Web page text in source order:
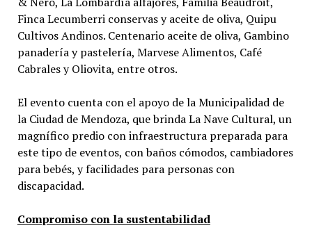
Finca Lecumberri conservas y aceite de oliva, Quipu
Cultivos Andinos. Centenario aceite de oliva, Gambino
panadería y pastelería, Marvese Alimentos, Café
Cabrales y Oliovita, entre otros.
El evento cuenta con el apoyo de la Municipalidad de
la Ciudad de Mendoza, que brinda La Nave Cultural, un
magnífico predio con infraestructura preparada para
este tipo de eventos, con baños cómodos, cambiadores
para bebés, y facilidades para personas con
discapacidad.
Compromiso con la sustentabilidad